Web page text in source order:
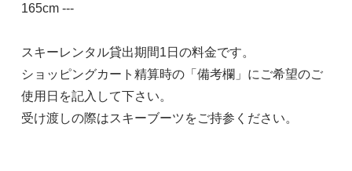
165cm ---
スキーレンタル貸出期間1日の料金です。
ショッピングカート精算時の「備考欄」にご希望のご
使用日を記入して下さい。
受け渡しの際はスキーブーツをご持参ください。